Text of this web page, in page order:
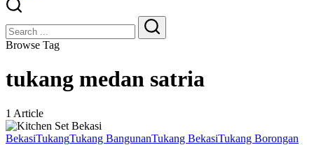
Search
Search
Browse Tag
tukang medan satria
1 Article
BekasiTukangTukang BangunanTukang BekasiTukang Borongan